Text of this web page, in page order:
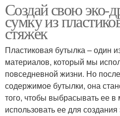
Создай свою
сумку из
стяжек
Пластиковая бутылка – один
материалов, который мы
повседневной жизни. Но
содержимое бутылки, она
того, чтобы выбрасывать ее
использовать ее для